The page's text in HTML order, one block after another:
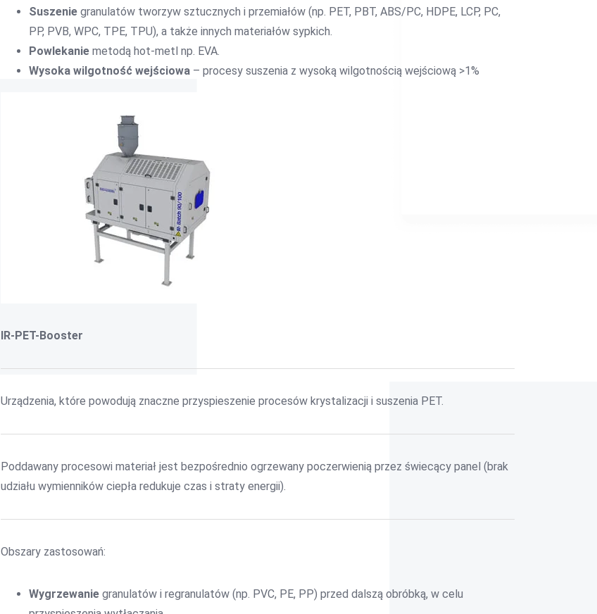
Suszenie granulatów tworzyw sztucznych i przemiałów (np. PET, PBT, ABS/PC, HDPE, LCP, PC,
PP, PVB, WPC, TPE, TPU), a także innych materiałów sypkich.
Powlekanie metodą hot-metl np. EVA.
Wysoka wilgotność wejściowa – procesy suszenia z wysoką wilgotnością wejściową >1%
IR-PET-Booster
Urządzenia, które powodują znaczne przyspieszenie procesów krystalizacji i suszenia PET.
Poddawany procesowi materiał jest bezpośrednio ogrzewany poczerwienią przez świecący panel (brak
udziału wymienników ciepła redukuje czas i straty energii).
Obszary zastosowań:
Wygrzewanie granulatów i regranulatów (np. PVC, PE, PP) przed dalszą obróbką, w celu